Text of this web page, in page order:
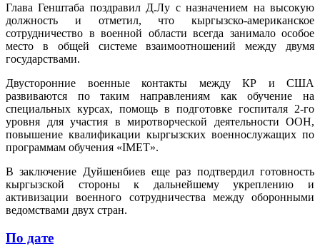
Глава Генштаба поздравил Д.Лу с назначением на высокую
должность и отметил, что кыргызско-американское
сотрудничество в военной области всегда занимало особое
место в общей системе взаимоотношений между двумя
государствами.
Двусторонние военные контакты между КР и США
развиваются по таким направлениям как обучение на
специальных курсах, помощь в подготовке госпиталя 2-го
уровня для участия в миротворческой деятельности ООН,
повышение квалификации кыргызских военнослужащих по
программам обучения «IMET».
В заключение Дуйшенбиев еще раз подтвердил готовность
кыргызской стороны к дальнейшему укреплению и
активизации военного сотрудничества между оборонными
ведомствами двух стран.
По дате